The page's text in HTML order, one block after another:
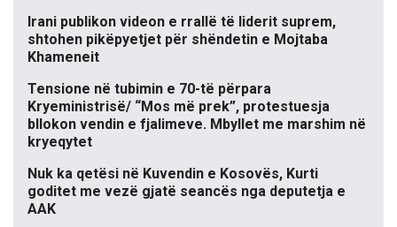
Irani publikon videon e rrallë të liderit suprem,
shtohen pikëpyetjet për shëndetin e Mojtaba
Khameneit
Tensione në tubimin e 70-të përpara
Kryeministrisë/ “Mos më prek”, protestuesja
bllokon vendin e fjalimeve. Mbyllet me marshim në
kryeqytet
Nuk ka qetësi në Kuvendin e Kosovës, Kurti
goditet me vezë gjatë seancës nga deputetja e
AAK